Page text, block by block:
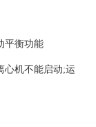
平衡功能
心机不能启动;运